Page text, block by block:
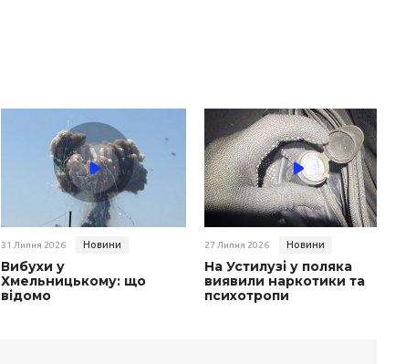
31 Липня 2026 Новини
Вибухи у
Хмельницькому: що
відомо
27 Липня 2026 Новини
На Устилузі у поляка
виявили наркотики та
психотропи